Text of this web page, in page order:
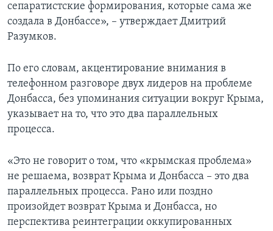
сепаратистские формирования, которые сама же
создала в Донбассе», – утверждает Дмитрий
Разумков.
По его словам, акцентирование внимания в
телефонном разговоре двух лидеров на проблеме
Донбасса, без упоминания ситуации вокруг Крыма,
указывает на то, что это два параллельных
процесса.
«Это не говорит о том, что «крымская проблема»
не решаема, возврат Крыма и Донбасса – это два
параллельных процесса. Рано или поздно
произойдет возврат Крыма и Донбасса, но
перспектива реинтеграции оккупированных